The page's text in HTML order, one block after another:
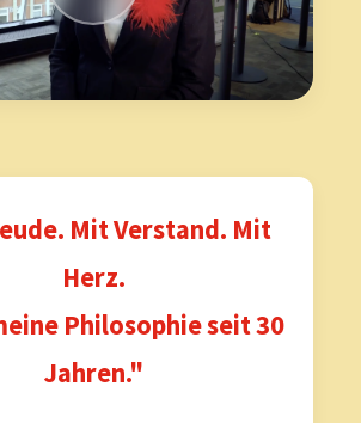
Mit Verstand. Mit
Herz.
Philosophie seit 30
Jahren."